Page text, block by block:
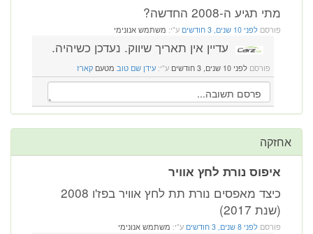
מתי תגיע ה-2008 החדשה?
פורסם לפני 10 שנים, 3 חודשים ע"י: משתמש אנונימי
עדיין אין תאריך שיווק. נעדכן כשיהיה.
פורסם לפני 10 שנים, 3 חודשים ע"י: עידן שם טוב מטעם קארז
אחזקה
איפוס נורת לחץ אוויר
כיצד מאפסים נורת תת לחץ אוויר בפז'ו 2008
(שנת 2017)
פורסם לפני 8 שנים, 3 חודשים ע"י: משתמש אנונימי